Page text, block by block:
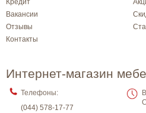
Кредит
Вакансии
Отзывы
Контакты
Интернет-магазин
Телефоны:
(044) 578-17-77